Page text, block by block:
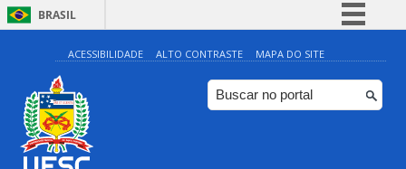
BRASIL
Simplifique!
Comunica BR
Participe
ACESSIBILIDADE ALTO CONTRASTE MAPA DO SITE